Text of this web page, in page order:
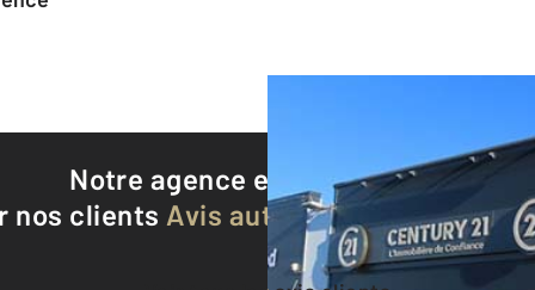
Notre agence est notée9,2/10
nos clients Avis authentifiés par